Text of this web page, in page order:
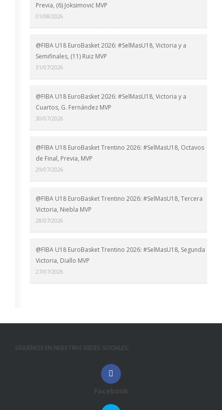
Previa, (6) Joksimović MVP
01/08/2026
@FIBA U18 EuroBasket 2026: #SelMasU18, Victoria y a
Semifinales, (11) Ruiz MVP
31/07/2026
@FIBA U18 EuroBasket 2026: #SelMasU18, Victoria y a
Cuartos, G. Fernández MVP
30/07/2026
@FIBA U18 EuroBasket Trentino 2026: #SelMasU18, Octavos
de Final, Previa, MVP
29/07/2026
@FIBA U18 EuroBasket Trentino 2026: #SelMasU18, Tercera
Victoria, Niebla MVP
28/07/2026
@FIBA U18 EuroBasket Trentino 2026: #SelMasU18, Segunda
Victoria, Diallo MVP
27/07/2026
SÍGUENOS EN NUESTRAS REDES SOCIALES:
Facebook